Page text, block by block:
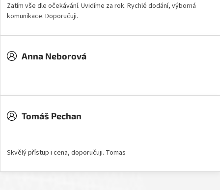
Zatím vše dle očekávání. Uvidíme za rok. Rychlé dodání, výborná
komunikace. Doporučuji.
Anna Neborová
Tomáš Pechan
Skvělý přístup i cena, doporučuji. Tomas